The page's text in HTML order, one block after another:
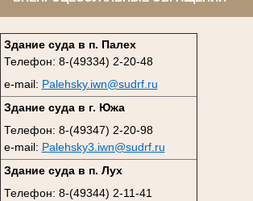
Здание суда в п. Палех
Телефон: 8-(49334) 2-20-48
e-mail: Palehsky.iwn@sudrf.ru
Здание суда в г. Южа
Телефон: 8-(49347) 2-20-98
e-mail: Palehsky3.iwn@sudrf.ru
Здание суда в п. Лух
Телефон: 8-(49344) 2-11-41